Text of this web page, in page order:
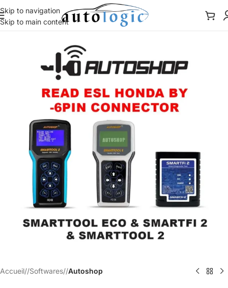
Skip to navigation
Skip to main content
Accueil/ Softwares/ Autoshop